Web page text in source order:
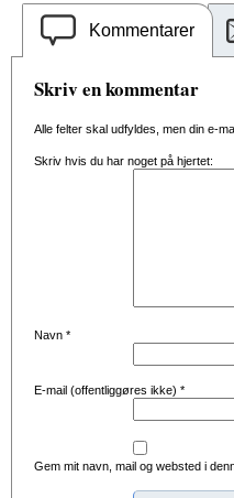
Kommentarer
Skriv en kommentar
Alle felter skal udfyldes, men din e-
Skriv hvis du har noget på hjertet:
Navn *
E-mail (offentliggøres ikke) *
Gem mit navn, mail og websted i